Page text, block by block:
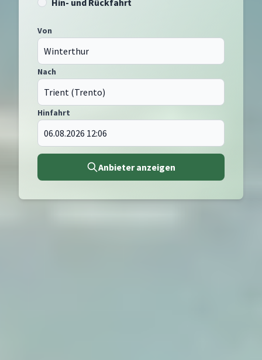
Von
Nach
Hinfahrt
Anbieter anzeigen